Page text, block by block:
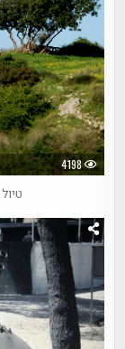
4198